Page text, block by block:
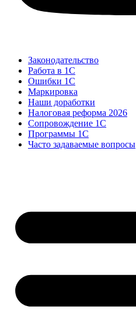
Законодательство
Работа в 1С
Ошибки 1С
Маркировка
Наши доработки
Налоговая реформа 2026
Сопровождение 1С
Программы 1С
Часто задаваемые вопросы